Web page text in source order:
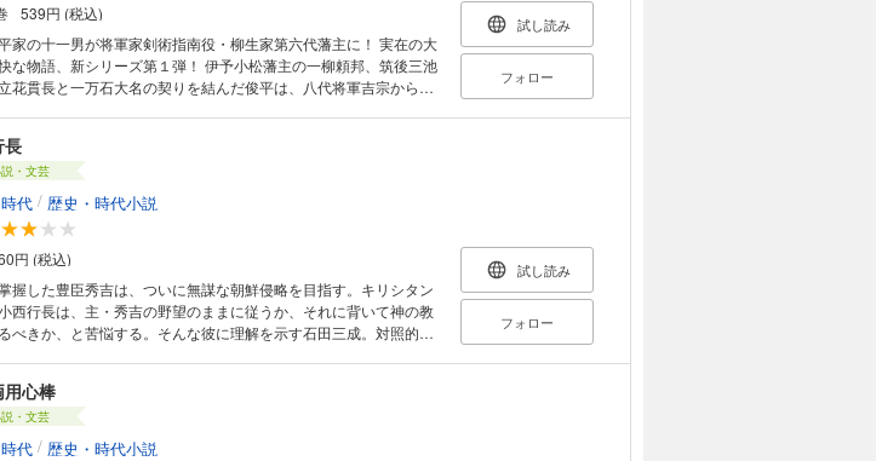
539円 (税込)
家の十一男が将軍家剣術指南役・柳生家第六代藩主に！ 実在の大
、新シリーズ第１弾！ 伊予小松藩主の一柳頼邦、筑後三池
花貫長と一万石大名の契りを結んだ俊平は、八代将軍吉宗から密
（一七三〇）九月朔日、江戸城表御殿菊の間において柳生俊平
予小松藩主一柳頼邦、筑後三池藩主の立花貫長と初体面で意気投
石大名の契りを結んだ。同じ頃俊平は、八代将軍吉宗から密かに
命じられ難題に取り組むことに……。
試し読み
フォロー
長
・文芸
代 / 歴史・時代小説
円 (税込)
握した豊臣秀吉は、ついに無謀な朝鮮侵略を目指す。キリシタン
西行長は、主・秀吉の野望のままに従うか、それに背いて神の教
べきか、と苦悩する。そんな彼に理解を示す石田三成。対照的に
説！
試し読み
フォロー
心棒
・文芸
代 / 歴史・時代小説